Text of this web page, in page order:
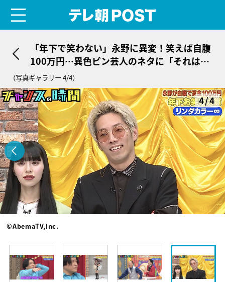
「年下で笑わない」永野に異変！笑えば自腹
100万円…異色ピン芸人のネタに「それはズ
ルいよ」
（写真ギャラリー 4/4）
4/4
©AbemaTV,Inc.